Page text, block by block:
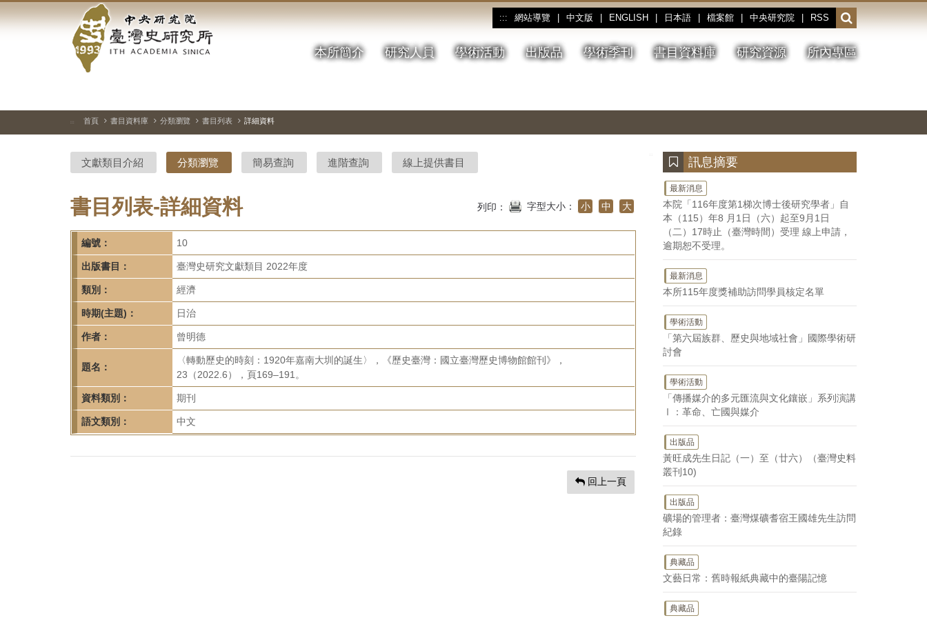
到
中
央
研
院-
臺
灣
史
研
究
所-
首
頁
::: 網站導覽 中文版 ENGLISH 日本語 檔案館 中央研究院 RSS
開
啟
或
收
本所簡介 研究人員 學術活動 出版品 學術季刊 書目資料庫 研究資源 所內專區
停、
圖
圖
結
::: 首頁 書目資料庫 分類瀏覽 書目列表 詳細資料
文獻類目介紹 分類瀏覽 簡易查詢 進階查詢 線上提供書目
書目列表-詳細資料 列印： 字型大小： 小 中 大
編號： 10
出版書目： 臺灣史研究文獻類目 2022年度
類別： 經濟
時期(主題)： 日治
作者： 曾明德
題名：
〈轉動歷史的時刻：1920年嘉南大圳的誕生〉，《歷史臺灣：國立臺灣歷史博物館館刊》，
23（2022.6），頁169–191。
資料類別： 期刊
語文類別： 中文
回上一頁
訊息摘要
最新消息
本院「116年度第1梯次博士後研究學者」自
本（115）年8 月1日（六）起至9月1日
（二）17時止（臺灣時間）受理 線上申請，
逾期恕不受理。
最新消息
本所115年度獎補助訪問學員核定名單
學術活動
「第六屆族群、歷史與地域社會」國際學術研
討會
學術活動
「傳播媒介的多元匯流與文化鑲嵌」系列演講
Ⅰ：革命、亡國與媒介
出版品
黃旺成先生日記（一）至（廿六）（臺灣史料
叢刊10)
出版品
礦場的管理者：臺灣煤礦耆宿王國雄先生訪問
紀錄
典藏品
文藝日常：舊時報紙典藏中的臺陽記憶
典藏品